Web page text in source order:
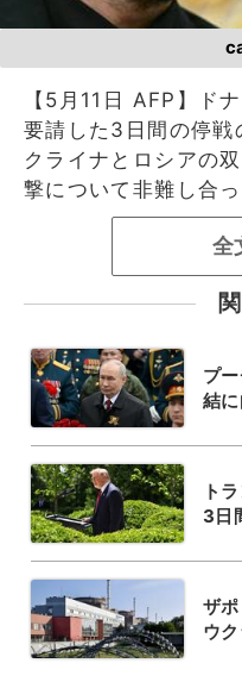
【5月11日 AFP】ド
要請した3日間の停戦
クライナとロシアの
撃について非難し合
全
プ
結
ト
3日
ザ
ウ